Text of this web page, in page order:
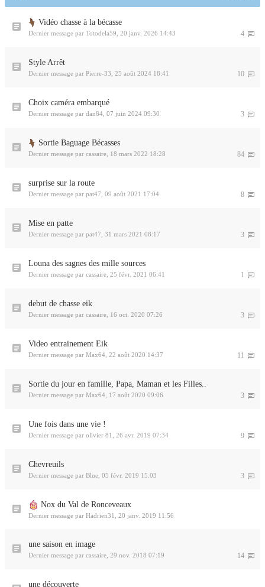
Vidéo chasse à la bécasse
4
Dernier message par Totodela59 20 janv. 2026 14:43
Style Arrêt
10
Dernier message par Pierre-33 25 août 2024 18:41
Choix caméra embarqué
3
Dernier message par dan84 07 juin 2024 09:30
Sortie Baguage Bécasses
84
Dernier message par cassaire 18 mars 2022 18:28
surprise sur la route
8
Dernier message par pat47 09 août 2021 17:04
Mise en patte
3
Dernier message par pat47 31 mars 2021 08:17
Louna des sagnes des mille sources
1
Dernier message par cassaire 25 févr. 2021 06:41
debut de chasse eik
3
Dernier message par cassaire 16 oct. 2020 07:26
Video entrainement Eik
11
Dernier message par Max64 22 août 2020 14:37
Sortie du jour en famille, Papa, Maman et les Filles..
3
Dernier message par Max64 17 août 2020 09:06
Une fois dans une vie !
9
Dernier message par olivier 81 26 avr. 2019 07:34
Chevreuils
3
Dernier message par Blue 05 févr. 2019 15:03
Nox du Val de Ronceveaux
Dernier message par Hadrien31 20 janv. 2019 11:56
une saison en image
14
Dernier message par cassaire 29 nov. 2018 07:19
une découverte